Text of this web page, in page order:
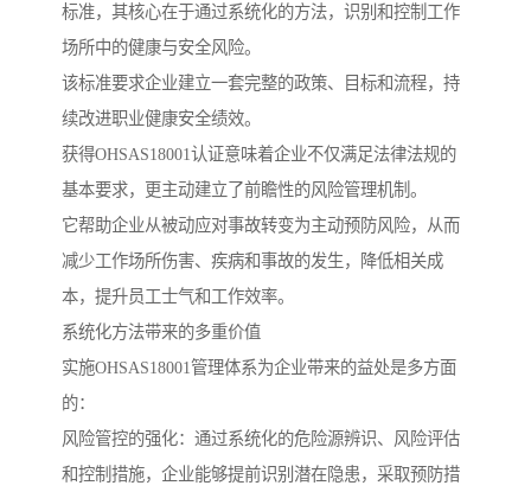
标准，其核心在于通过系统化的方法，识别和控制工作
场所中的健康与安全风险。
该标准要求企业建立一套完整的政策、目标和流程，持
续改进职业健康安全绩效。
获得OHSAS18001认证意味着企业不仅满足法律法规的
基本要求，更主动建立了前瞻性的风险管理机制。
它帮助企业从被动应对事故转变为主动预防风险，从而
减少工作场所伤害、疾病和事故的发生，降低相关成
本，提升员工士气和工作效率。
系统化方法带来的多重价值
实施OHSAS18001管理体系为企业带来的益处是多方面
的：
风险管控的强化：通过系统化的危险源辨识、风险评估
和控制措施，企业能够提前识别潜在隐患，采取预防措